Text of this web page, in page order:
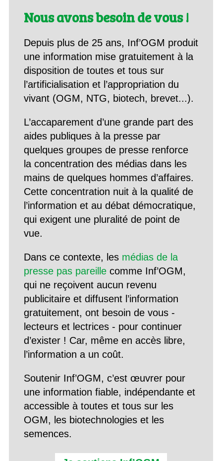
Nous avons besoin de vous !
Depuis plus de 25 ans, Inf’OGM produit
une information mise gratuitement à la
disposition de toutes et tous sur
l’artificialisation et l’appropriation du
vivant (OGM, NTG, biotech, brevet...).
L’accaparement d’une grande part des
aides publiques à la presse par
quelques groupes de presse renforce
la concentration des médias dans les
mains de quelques hommes d’affaires.
Cette concentration nuit à la qualité de
l’information et au débat démocratique,
qui exigent une pluralité de point de
vue.
Dans ce contexte, les médias de la
presse pas pareillecomme Inf’OGM,
qui ne reçoivent aucun revenu
publicitaire et diffusent l’information
gratuitement, ont besoin de vous -
lecteurs et lectrices - pour continuer
d’exister ! Car, même en accès libre,
l’information a un coût.
Soutenir Inf’OGM, c’est œuvrer pour
une information fiable, indépendante et
accessible à toutes et tous sur les
OGM, les biotechnologies et les
semences.